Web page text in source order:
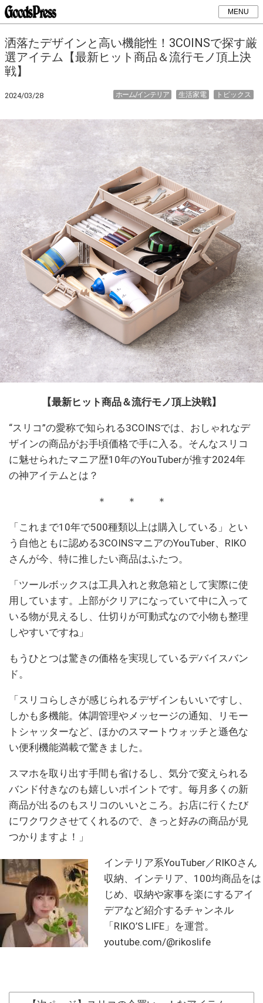
MENU
洒落たデザインと高い機能性！3COINSで探す厳
選アイテム【最新ヒット商品＆流行モノ頂上決
戦】
2024/03/28 トピックス
生活家電
ホーム/インテリア
【最新ヒット商品＆流行モノ頂上決戦】
“スリコ”の愛称で知られる3COINSでは、おしゃれなデ
ザインの商品がお手頃価格で手に入る。そんなスリコ
に魅せられたマニア歴10年のYouTuberが推す2024年
の神アイテムとは？
＊ ＊ ＊
「これまで10年で500種類以上は購入している」とい
う自他ともに認める3COINSマニアのYouTuber、RIKO
さんが今、特に推したい商品はふたつ。
「ツールボックスは工具入れと救急箱として実際に使
用しています。上部がクリアになっていて中に入って
いる物が見えるし、仕切りが可動式なので小物も整理
しやすいですね」
もうひとつは驚きの価格を実現しているデバイスバン
ド。
「スリコらしさが感じられるデザインもいいですし、
しかも多機能。体調管理やメッセージの通知、リモー
トシャッターなど、ほかのスマートウォッチと遜色な
い便利機能満載で驚きました。
スマホを取り出す手間も省けるし、気分で変えられる
バンド付きなのも嬉しいポイントです。毎月多くの新
商品が出るのもスリコのいいところ。お店に行くたび
にワクワクさせてくれるので、きっと好みの商品が見
つかりますよ！」
インテリア系YouTuber／RIKOさん
収納、インテリア、100均商品をは
じめ、収納や家事を楽にするアイ
デアなど紹介するチャンネル
「RIKO’S LIFE」を運営。
youtube.com/@rikoslife